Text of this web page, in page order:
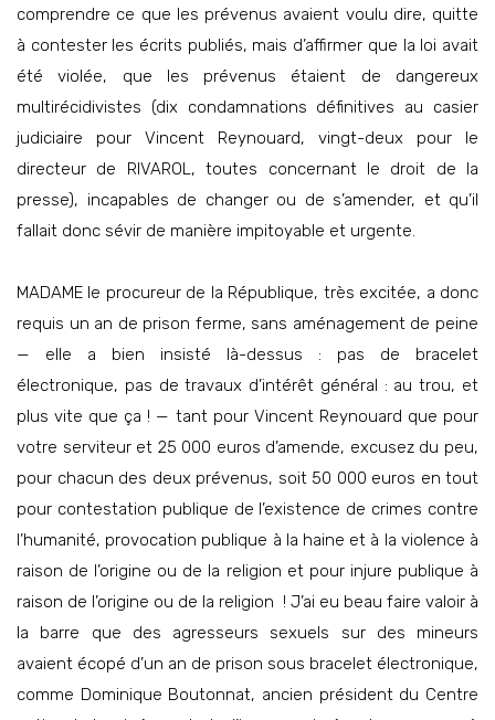
comprendre ce que les prévenus avaient voulu dire, quitte
à contester les écrits publiés, mais d’affirmer que la loi avait
été violée, que les prévenus étaient de dangereux
multirécidivistes (dix condamnations définitives au casier
judiciaire pour Vincent Reynouard, vingt-deux pour le
directeur de RIVAROL, toutes concernant le droit de la
presse), incapables de changer ou de s’amender, et qu’il
fallait donc sévir de manière impitoyable et urgente.
MADAME le procureur de la République, très excitée, a donc
requis un an de prison ferme, sans aménagement de peine
— elle a bien insisté là-dessus : pas de bracelet
électronique, pas de travaux d’intérêt général : au trou, et
plus vite que ça ! — tant pour Vincent Reynouard que pour
votre serviteur et 25 000 euros d’amende, excusez du peu,
pour chacun des deux prévenus, soit 50 000 euros en tout
pour contestation publique de l’existence de crimes contre
l’humanité, provocation publique à la haine et à la violence à
raison de l’origine ou de la religion et pour injure publique à
raison de l’origine ou de la religion ! J’ai eu beau faire valoir à
la barre que des agresseurs sexuels sur des mineurs
avaient écopé d’un an de prison sous bracelet électronique,
comme Dominique Boutonnat, ancien président du Centre